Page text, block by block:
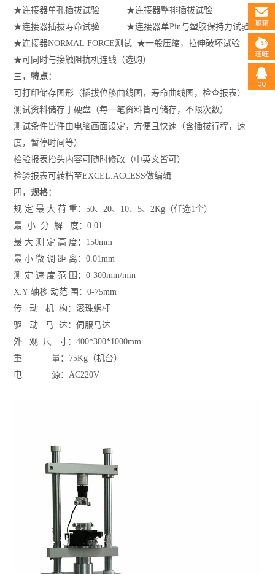
★连接器单孔插拔试验 ★连接器整排插拔试验
★连接器插拔寿命试验 ★连接器单Pin与塑胶保持力试验
★连接器NORMAL FORCE测试 ★一般压缩，拉伸破坏试验
★可同时与接触阻抗机连线（选购）
三，特点：
可打印储存图形（插拔位移曲线图，寿命曲线图，检查报表）
测试资料储存于硬盘（每一笔资料皆可储存，不限次数）
测试条件皆件由电脑画面设定，方便且快速（含插拔行程，速
度，暂停时间等）
检验报表抬头内容可随时修改（中英文皆可）
检验报表可转档至EXCEL.ACCESS做编辑
四，规格：
规 定 最 大 荷 重：50、20、 10、5、2Kg （任选1个）
最 小 分 解 度：0.01
最 大 测 定 高 度： 150mm
最 小 微 调 距 离：0.01mm
测 定 速 度 范 围：0-300mm/min
X.Y轴移 动范 围：0-75mm
传 动 机 构：滚珠螺杆
驱 动 马 达：伺服马达
外 观 尺 寸：400*300*1000mm
重 量： 75Kg （机台）
电 源：AC220V